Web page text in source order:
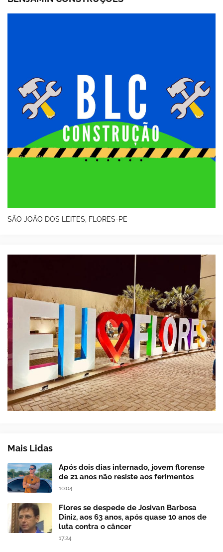
SÃO JOÃO DOS LEITES, FLORES-PE
Mais Lidas
Após dois dias internado, jovem florense
de 21 anos não resiste aos ferimentos
10:04
Flores se despede de Josivan Barbosa
Diniz, aos 63 anos, após quase 10 anos de
luta contra o câncer
17:24